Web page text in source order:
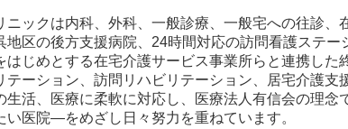
ニックは内科、外科、一般診療、一般宅への往診、
地区の後方支援病院、24時間対応の訪問看護ステー
はじめとする在宅介護サービス事業所らと連携した
テーション、訪問リハビリテーション、居宅介護支
生活、医療に柔軟に対応し、医療法人有信会の理
い医院―をめざし日々努力を重ねています。